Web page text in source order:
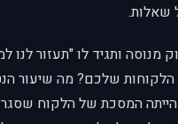
שאלות.
מנוסה ותגיד לו "תעזור לנו
שלכם? מה שיעור